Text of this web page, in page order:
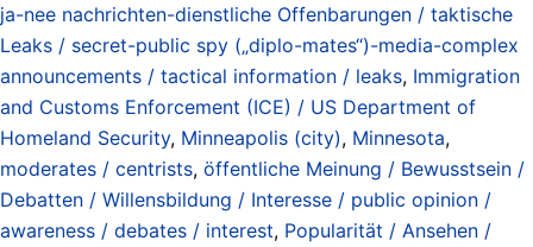
ja-nee nachrichten-dienstliche Offenbarungen / taktische
Leaks / secret-public spy („diplo-mates“)-media-complex
announcements / tactical information / leaks, Immigration
and Customs Enforcement (ICE) / US Department of
Homeland Security, Minneapolis (city), Minnesota,
moderates / centrists, öffentliche Meinung / Bewusstsein /
Debatten / Willensbildung / Interesse / public opinion /
awareness / debates / interest, Popularität / Ansehen /